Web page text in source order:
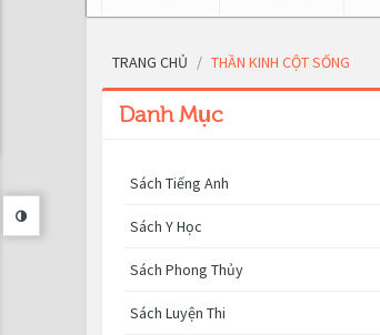
TRANG CHỦ THẦN KINH CỘT SỐNG
Danh Mục
Sách Tiếng Anh
Sách Y Học
Sách Phong Thủy
Sách Luyện Thi